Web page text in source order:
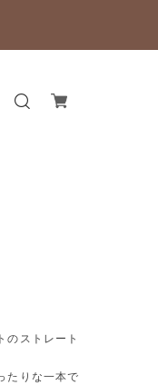
のストレート
たりな一本で